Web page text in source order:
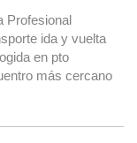
Profesional
ida y vuelta
en pto
más cercano